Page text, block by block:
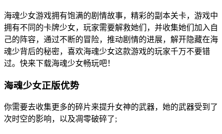
海魂少女游戏拥有饱满的剧情故事，精彩的副本关卡，游戏中
拥有不同的卡牌少女，玩家需要解救她们，并收集她们加入自
己的阵容，通过不断的冒险，推动剧情的进展，解开隐藏在海
魂少背后的秘密，喜欢海魂少女这款游戏的玩家千万不要错
过。快来下载海魂少女畅玩吧！
海魂少女正版优势
你需要去收集更多的碎片来提升女神的武器，她的武器受到了
次时空的影响，以及凋零破碎了;